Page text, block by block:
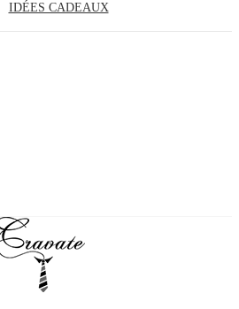
IDÉES CADEAUX